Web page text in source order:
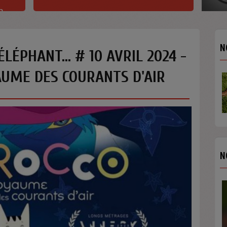
# 10 AVRIL 2024 -
DES COURANTS D'AIR